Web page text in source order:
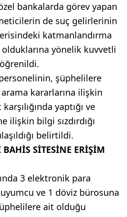
bankalarda görev yapan
de suç gelirlerinin
katmanlandırma
olduklarına yönelik kuvvetli
şüphelilere
kararlarına ilişkin
yaptığı ve
ilişkin bilgi sızdırdığı
belirtildi.
SİTESİNE ERİŞİM
3 elektronik para
ve 1 döviz bürosuna
ait olduğu